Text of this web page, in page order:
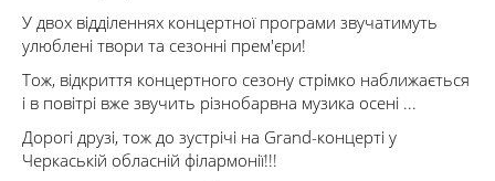
У двох відділеннях концертної програми звучатимуть
улюблені твори та сезонні прем'єри!
Тож, відкриття концертного сезону стрімко наближається
і в повітрі вже звучить різнобарвна музика осені ...
Дорогі друзі, тож до зустрічі на Grand-концерті у
Черкаській обласній філармонії!!!